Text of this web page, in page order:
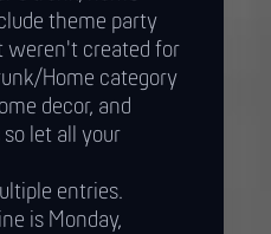
theme party
weren't created for
Home category
decor, and
let all your
entries.
is Monday,